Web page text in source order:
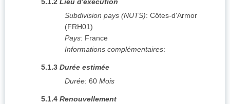
5.1.2 Lieu d'exécution
Subdivision pays (NUTS): Côtes-d'Armor
(FRH01)
Pays: France
Informations complémentaires:
5.1.3 Durée estimée
Durée: 60 Mois
5.1.4 Renouvellement